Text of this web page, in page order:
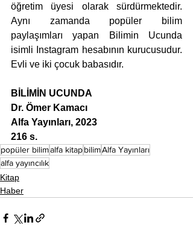
öğretim üyesi olarak sürdürmektedir.
Aynı zamanda popüler bilim
paylaşımları yapan Bilimin Ucunda
isimli Instagram hesabının kurucusudur.
Evli ve iki çocuk babasıdır.
BİLİMİN UCUNDA
Dr. Ömer Kamacı
Alfa Yayınları, 2023
216 s.
popüler bilimalfa kitapbilimAlfa Yayınları
alfa yayıncılık
Kitap
Haber